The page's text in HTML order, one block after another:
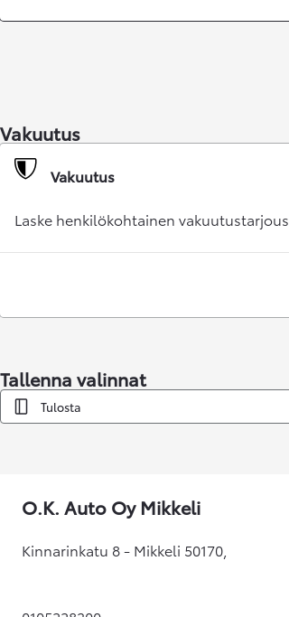
Vakuutus
Vakuutus
Laske henkilökohtainen vakuutustarjous
Tallenna valinnat
Tulosta
O.K. Auto Oy Mikkeli
Kinnarinkatu 8 - Mikkeli 50170,